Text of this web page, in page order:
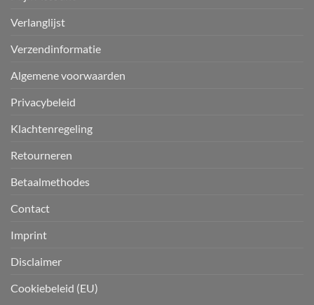
Verlanglijst
Verzendinformatie
Algemene voorwaarden
Privacybeleid
Klachtenregeling
Retourneren
Betaalmethodes
Contact
Imprint
Disclaimer
Cookiebeleid (EU)